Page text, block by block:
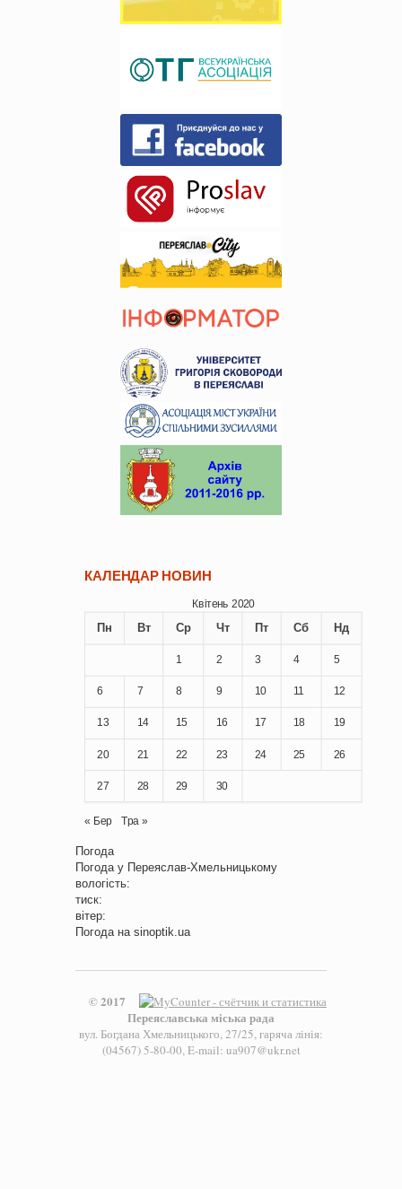
КАЛЕНДАР НОВИН
Квітень 2020
Пн Вт Ср Чт Пт Сб Нд
1 2 3 4 5
6 7 8 9 10 11 12
13 14 15 16 17 18 19
20 21 22 23 24 25 26
27 28 29 30
« Бер Тра »
Погода
Погода у Переяслав-Хмельницькому
вологість:
тиск:
вітер:
Погода на sinoptik.ua
© 2017
Переяславська міська рада
вул. Богдана Хмельницького, 27/25, гаряча лінія:
(04567) 5-80-00, E-mail: ua907@ukr.net